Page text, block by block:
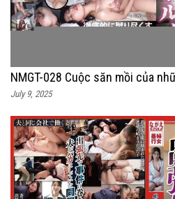
NMGT-028 Cuộc săn mồi của
July 9, 2025